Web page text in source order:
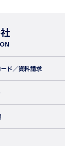
ド／資料請求